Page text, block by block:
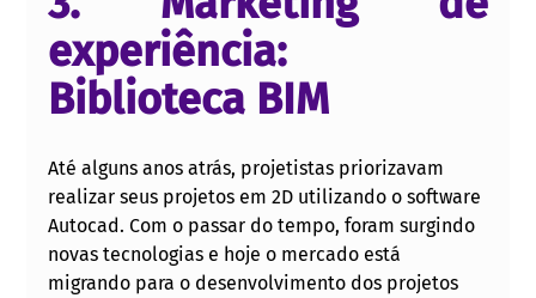
experiência:
Biblioteca BIM
Até alguns anos atrás, projetistas priorizavam
realizar seus projetos em 2D utilizando o software
Autocad. Com o passar do tempo, foram surgindo
novas tecnologias e hoje o mercado está
migrando para o desenvolvimento dos projetos